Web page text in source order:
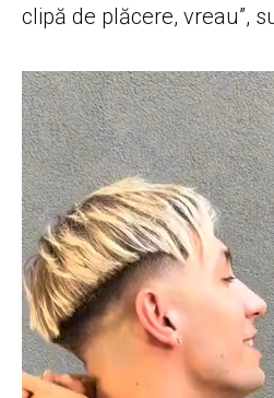
clipă de plăcere, vreau”,